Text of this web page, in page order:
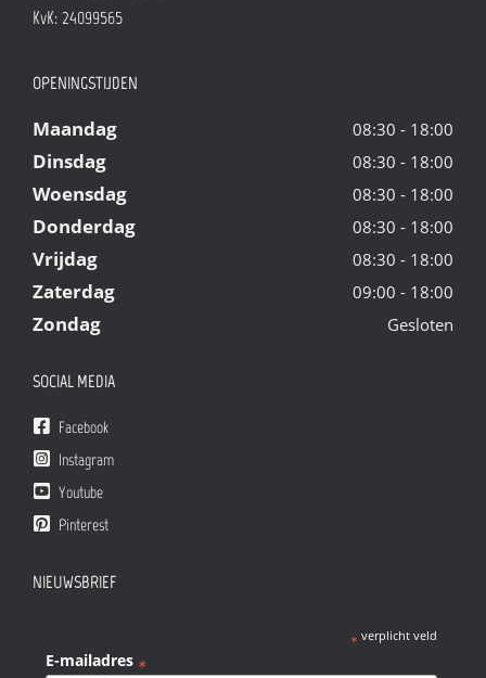
KvK: 24099565
OPENINGSTIJDEN
Maandag 08:30 - 18:00
Dinsdag 08:30 - 18:00
Woensdag 08:30 - 18:00
Donderdag 08:30 - 18:00
Vrijdag 08:30 - 18:00
Zaterdag 09:00 - 18:00
Zondag Gesloten
SOCIAL MEDIA
Facebook
Instagram
Youtube
Pinterest
NIEUWSBRIEF
* verplicht veld
E-mailadres *